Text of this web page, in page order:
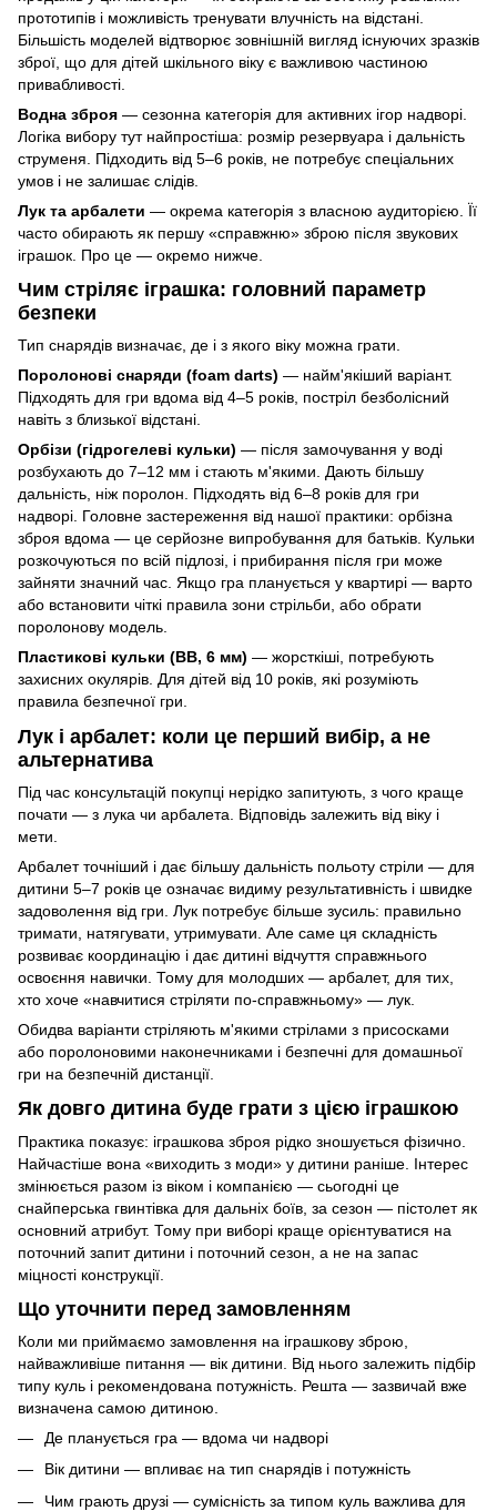
прототипів і можливість тренувати влучність на відстані.
Більшість моделей відтворює зовнішній вигляд існуючих зразків
зброї, що для дітей шкільного віку є важливою частиною
привабливості.
Водна зброя — сезонна категорія для активних ігор надворі.
Логіка вибору тут найпростіша: розмір резервуара і дальність
струменя. Підходить від 5–6 років, не потребує спеціальних
умов і не залишає слідів.
Лук та арбалети — окрема категорія з власною аудиторією. Її
часто обирають як першу «справжню» зброю після звукових
іграшок. Про це — окремо нижче.
Чим стріляє іграшка: головний параметр
безпеки
Тип снарядів визначає, де і з якого віку можна грати.
Поролонові снаряди (foam darts) — найм'якіший варіант.
Підходять для гри вдома від 4–5 років, постріл безболісний
навіть з близької відстані.
Орбізи (гідрогелеві кульки) — після замочування у воді
розбухають до 7–12 мм і стають м'якими. Дають більшу
дальність, ніж поролон. Підходять від 6–8 років для гри
надворі. Головне застереження від нашої практики: орбізна
зброя вдома — це серйозне випробування для батьків. Кульки
розкочуються по всій підлозі, і прибирання після гри може
зайняти значний час. Якщо гра планується у квартирі — варто
або встановити чіткі правила зони стрільби, або обрати
поролонову модель.
Пластикові кульки (BB, 6 мм) — жорсткіші, потребують
захисних окулярів. Для дітей від 10 років, які розуміють
правила безпечної гри.
Лук і арбалет: коли це перший вибір, а не
альтернатива
Під час консультацій покупці нерідко запитують, з чого краще
почати — з лука чи арбалета. Відповідь залежить від віку і
мети.
Арбалет точніший і дає більшу дальність польоту стріли — для
дитини 5–7 років це означає видиму результативність і швидке
задоволення від гри. Лук потребує більше зусиль: правильно
тримати, натягувати, утримувати. Але саме ця складність
розвиває координацію і дає дитині відчуття справжнього
освоєння навички. Тому для молодших — арбалет, для тих,
хто хоче «навчитися стріляти по-справжньому» — лук.
Обидва варіанти стріляють м'якими стрілами з присосками
або поролоновими наконечниками і безпечні для домашньої
гри на безпечній дистанції.
Як довго дитина буде грати з цією іграшкою
Практика показує: іграшкова зброя рідко зношується фізично.
Найчастіше вона «виходить з моди» у дитини раніше. Інтерес
змінюється разом із віком і компанією — сьогодні це
снайперська гвинтівка для дальніх боїв, за сезон — пістолет як
основний атрибут. Тому при виборі краще орієнтуватися на
поточний запит дитини і поточний сезон, а не на запас
міцності конструкції.
Що уточнити перед замовленням
Коли ми приймаємо замовлення на іграшкову зброю,
найважливіше питання — вік дитини. Від нього залежить підбір
типу куль і рекомендована потужність. Решта — зазвичай вже
визначена самою дитиною.
Де планується гра — вдома чи надворі
Вік дитини — впливає на тип снарядів і потужність
Чим грають друзі — сумісність за типом куль важлива для